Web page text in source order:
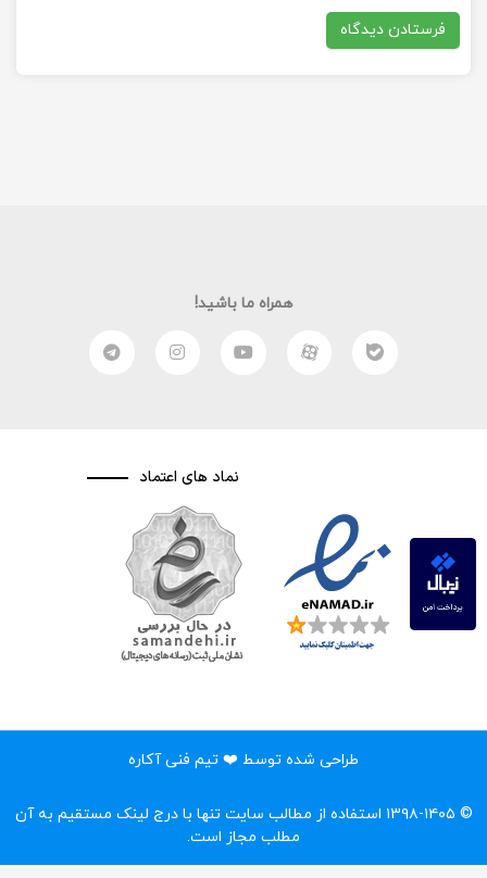
همراه ما باشید!
نماد های اعتماد
طراحی شده توسط ❤️ تیم فنی آکاره
© ۱۳۹۸-۱۴۰۵ استفاده از مطالب سایت تنها با درج لینک مستقیم به آن
مطلب مجاز است.‌